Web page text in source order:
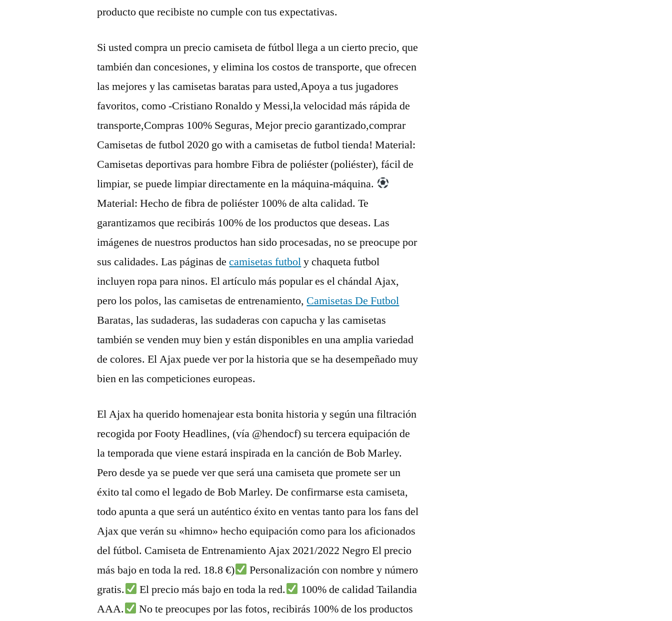
producto que recibiste no cumple con tus expectativas.
Si usted compra un precio camiseta de fútbol llega a un cierto precio, que
también dan concesiones, y elimina los costos de transporte, que ofrecen
las mejores y las camisetas baratas para usted,Apoya a tus jugadores
favoritos, como -Cristiano Ronaldo y Messi,la velocidad más rápida de
transporte,Compras 100% Seguras, Mejor precio garantizado,comprar
Camisetas de futbol 2020 go with a camisetas de futbol tienda! Material:
Camisetas deportivas para hombre Fibra de poliéster (poliéster), fácil de
limpiar, se puede limpiar directamente en la máquina-máquina.
Material: Hecho de fibra de poliéster 100% de alta calidad. Te
garantizamos que recibirás 100% de los productos que deseas. Las
imágenes de nuestros productos han sido procesadas, no se preocupe por
sus calidades. Las páginas decamisetas futboly chaqueta futbol
incluyen ropa para ninos. El artículo más popular es el chándal Ajax,
pero los polos, las camisetas de entrenamiento, Camisetas De Futbol
Baratas, las sudaderas, las sudaderas con capucha y las camisetas
también se venden muy bien y están disponibles en una amplia variedad
de colores. El Ajax puede ver por la historia que se ha desempeñado muy
bien en las competiciones europeas.
El Ajax ha querido homenajear esta bonita historia y según una filtración
recogida por Footy Headlines, (vía @hendocf) su tercera equipación de
la temporada que viene estará inspirada en la canción de Bob Marley.
Pero desde ya se puede ver que será una camiseta que promete ser un
éxito tal como el legado de Bob Marley. De confirmarse esta camiseta,
todo apunta a que será un auténtico éxito en ventas tanto para los fans del
Ajax que verán su «himno» hecho equipación como para los aficionados
del fútbol. Camiseta de Entrenamiento Ajax 2021/2022 Negro El precio
más bajo en toda la red. 18.8 €)
Personalización con nombre y número
gratis.
El precio más bajo en toda la red.
100% de calidad Tailandia
AAA.
No te preocupes por las fotos, recibirás 100% de los productos